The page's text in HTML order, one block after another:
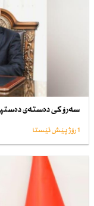
سەرۆكی دەستەی
1 رۆژ پێش ئێستا